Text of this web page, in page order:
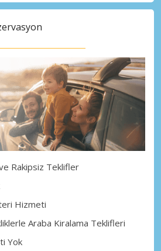
Rakipsiz Teklifler
Hizmeti
Araba Kiralama Teklifleri
Yok